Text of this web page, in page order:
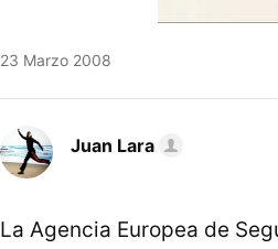
23 Marzo 2008
Juan Lara
La Agencia Europea de